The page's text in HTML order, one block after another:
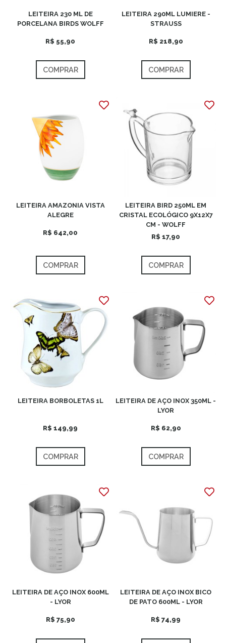
LEITEIRA 230 ML DE
PORCELANA BIRDS WOLFF
R$ 55,90
COMPRAR
LEITEIRA 290ML LUMIERE -
STRAUSS
R$ 218,90
COMPRAR
LEITEIRA AMAZONIA VISTA
ALEGRE
R$ 642,00
COMPRAR
LEITEIRA BIRD 250ML EM
CRISTAL ECOLÓGICO 9X12X7
CM - WOLFF
R$ 17,90
COMPRAR
LEITEIRA BORBOLETAS 1L
R$ 149,99
COMPRAR
LEITEIRA DE AÇO INOX 350ML -
LYOR
R$ 62,90
COMPRAR
LEITEIRA DE AÇO INOX 600ML
- LYOR
R$ 75,90
LEITEIRA DE AÇO INOX BICO
DE PATO 600ML - LYOR
R$ 74,99